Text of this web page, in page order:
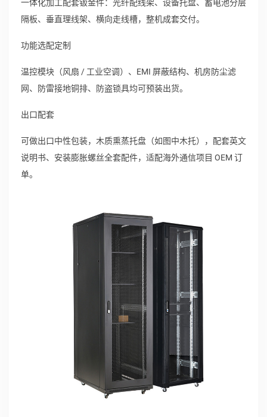
一体化加工配套钣金件：光纤配线架、设备托盘、蓄电池分层
隔板、垂直理线架、横向走线槽，整机成套交付。
功能选配定制
温控模块（风扇 / 工业空调）、EMI 屏蔽结构、机房防尘滤
网、防雷接地铜排、防盗锁具均可预装出货。
出口配套
可做出口中性包装，木质熏蒸托盘（如图中木托），配套英文
说明书、安装膨胀螺丝全套配件，适配海外通信项目 OEM 订
单。